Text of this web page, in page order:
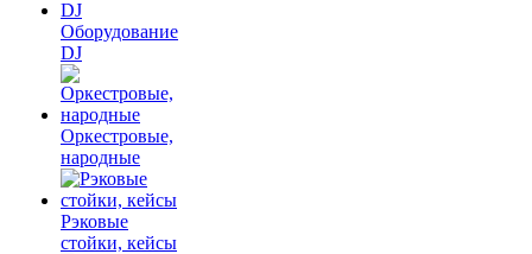
Оборудование
DJ
Оркестровые,
народные
Рэковые
стойки, кейсы